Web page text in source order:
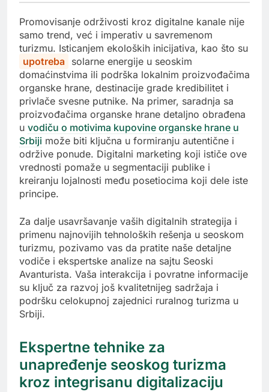
Promovisanje održivosti kroz digitalne kanale nije
samo trend, već i imperativ u savremenom
turizmu. Isticanjem ekoloških inicijativa, kao što su
upotreba solarne energije u seoskim
domaćinstvima ili podrška lokalnim proizvođačima
organske hrane, destinacije grade kredibilitet i
privlače svesne putnike. Na primer, saradnja sa
proizvođačima organske hrane detaljno obrađena
u vodiču o motivima kupovine organske hrane u
Srbiji može biti ključna u formiranju autentične i
održive ponude. Digitalni marketing koji ističe ove
vrednosti pomaže u segmentaciji publike i
kreiranju lojalnosti među posetiocima koji dele iste
principe.
Za dalje usavršavanje vaših digitalnih strategija i
primenu najnovijih tehnoloških rešenja u seoskom
turizmu, pozivamo vas da pratite naše detaljne
vodiče i ekspertske analize na sajtu Seoski
Avanturista. Vaša interakcija i povratne informacije
su ključ za razvoj još kvalitetnijeg sadržaja i
podršku celokupnoj zajednici ruralnog turizma u
Srbiji.
Ekspertne tehnike za
unapređenje seoskog turizma
kroz integrisanu digitalizaciju